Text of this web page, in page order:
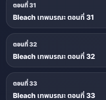
ตอนที่ 31
Bleach เทพมรณะ ตอนที่ 31
ตอนที่ 32
Bleach เทพมรณะ ตอนที่ 32
ตอนที่ 33
Bleach เทพมรณะ ตอนที่ 33